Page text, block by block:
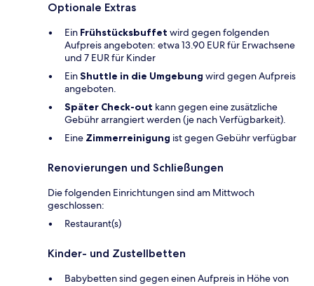
Optionale Extras
Ein Frühstücksbuffet wird gegen folgenden
Aufpreis angeboten: etwa 13.90 EUR für Erwachsene
und 7 EUR für Kinder
EinShuttle in die Umgebung wird gegen Aufpreis
angeboten.
Später Check-out kann gegen eine zusätzliche
Gebühr arrangiert werden (je nach Verfügbarkeit).
Eine Zimmerreinigung ist gegen Gebühr verfügbar
Renovierungen und Schließungen
Die folgenden Einrichtungen sind am Mittwoch
geschlossen:
Restaurant(s)
Kinder- und Zustellbetten
Babybetten sind gegen einen Aufpreis in Höhe von